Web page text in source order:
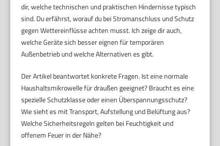
dir, welche technischen und praktischen Hindernisse typisch
sind. Du erfährst, worauf du bei Stromanschluss und Schutz
gegen Wettereinflüsse achten musst. Ich zeige dir auch,
welche Geräte sich besser eignen für temporären
Außenbetrieb und welche Alternativen es gibt.
Der Artikel beantwortet konkrete Fragen. Ist eine normale
Haushaltsmikrowelle für draußen geeignet? Braucht es eine
spezielle Schutzklasse oder einen Überspannungsschutz?
Wie sieht es mit Transport, Aufstellung und Belüftung aus?
Welche Sicherheitsregeln gelten bei Feuchtigkeit und
offenem Feuer in der Nähe?